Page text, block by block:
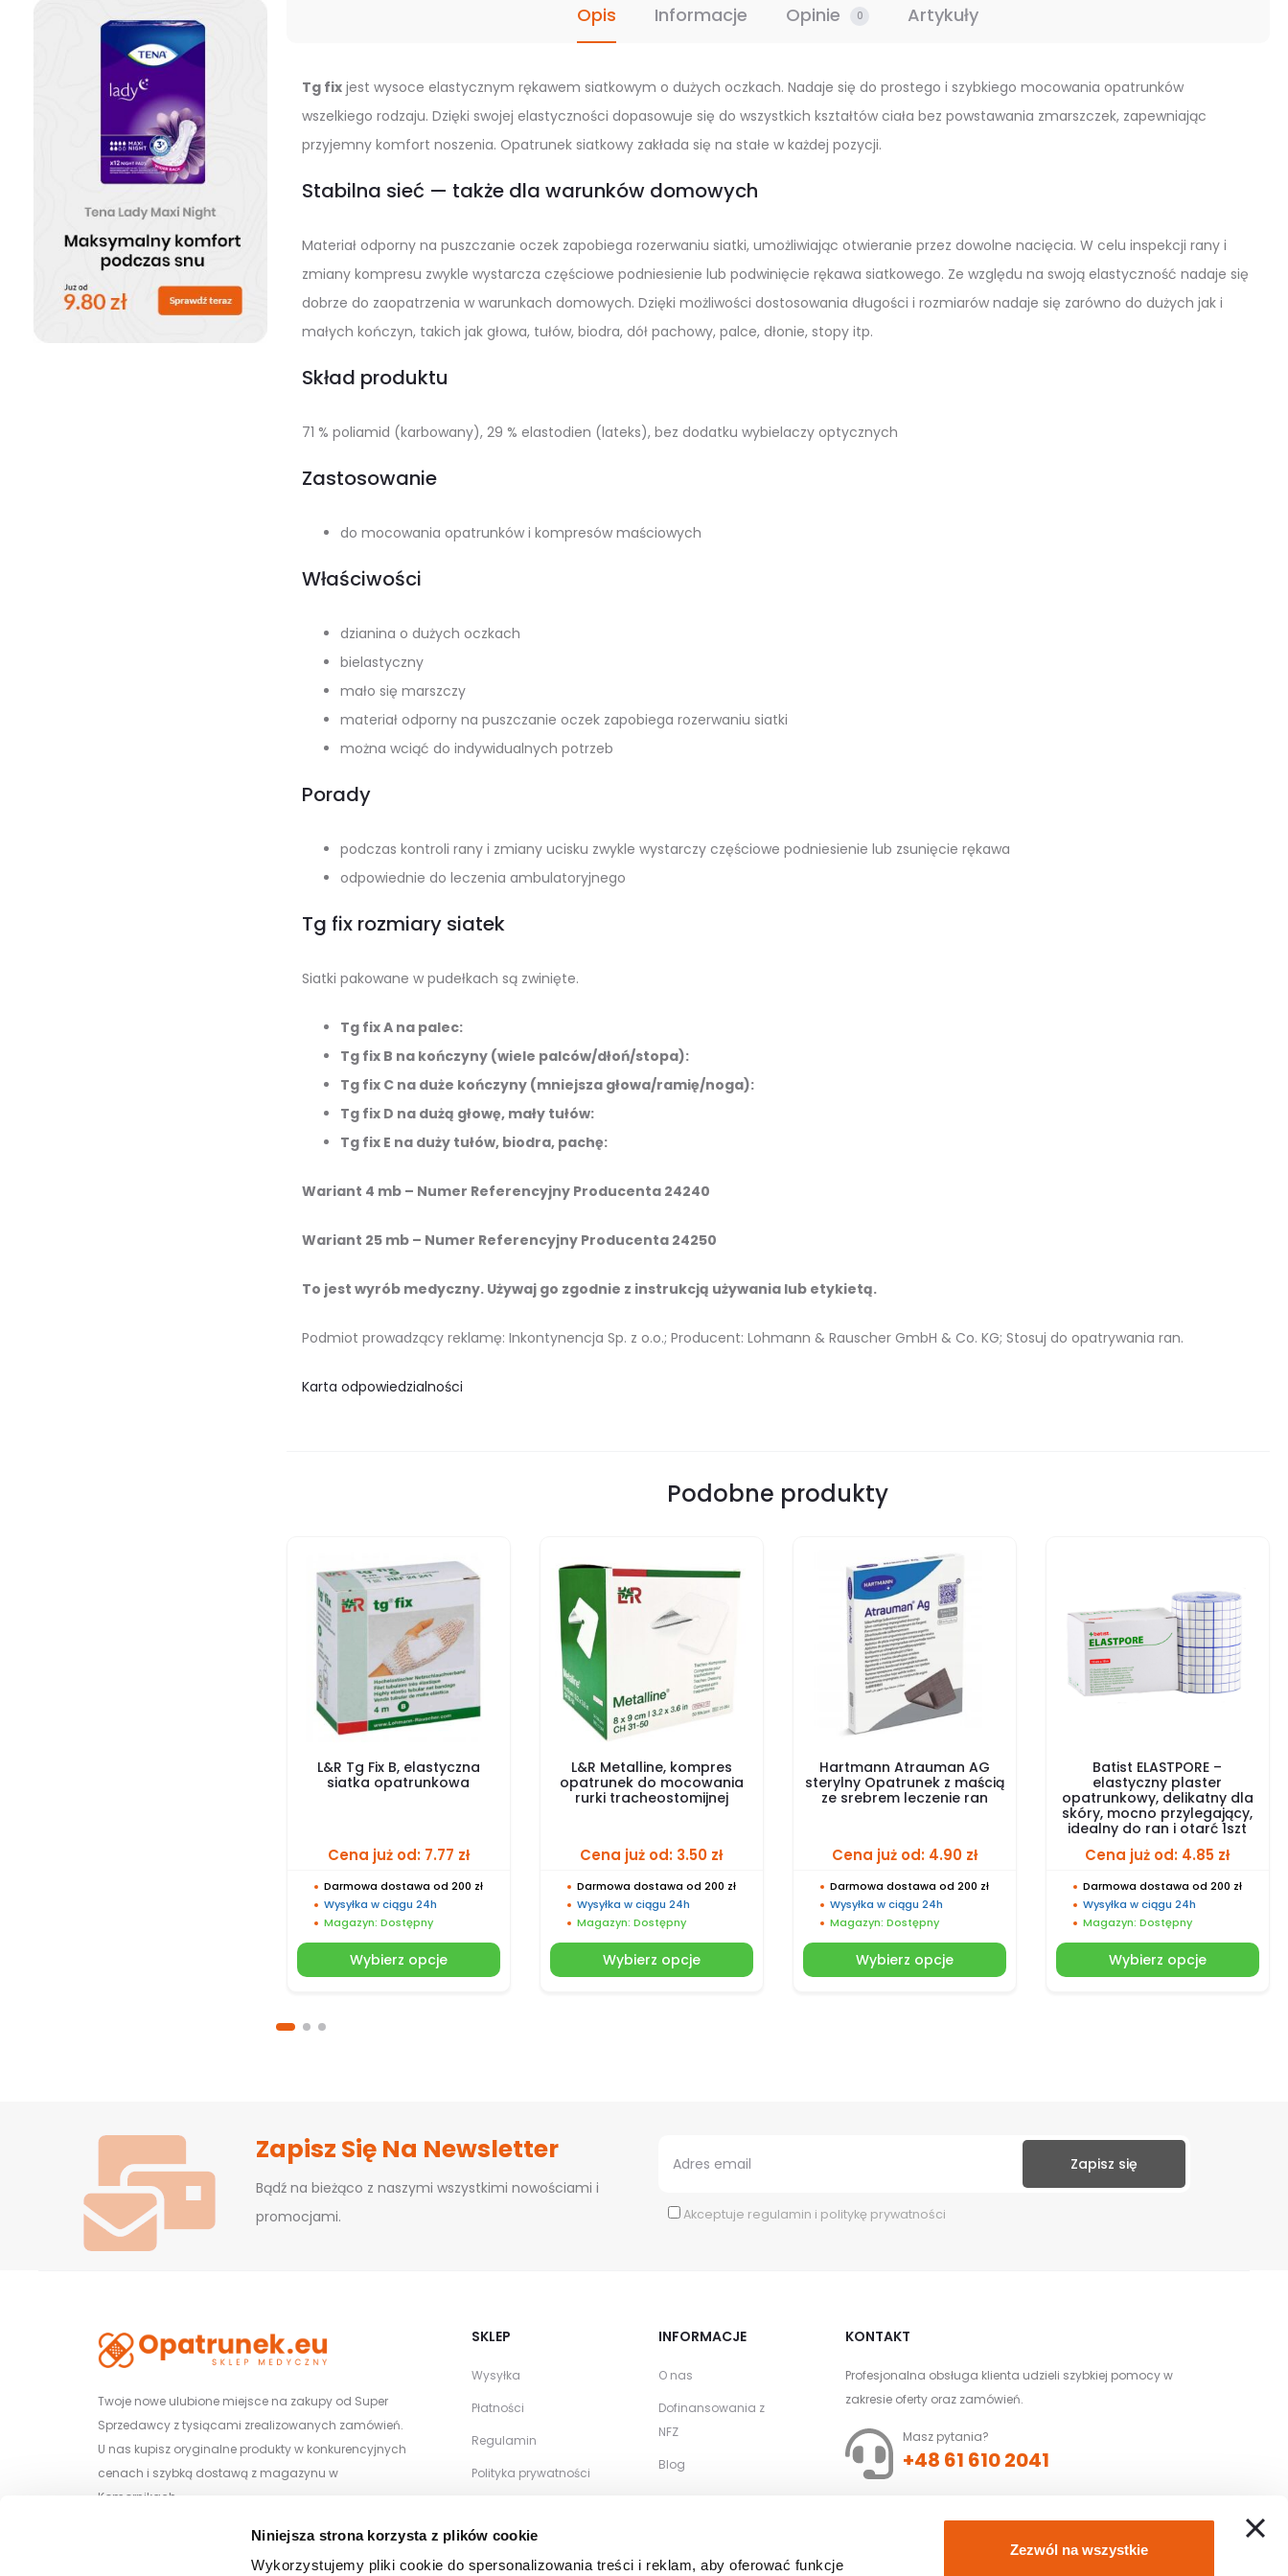
Niniejsza strona korzysta z plików cookie
Wykorzystujemy pliki cookie do spersonalizowania treści i reklam, aby oferować funkcje
Zezwól na wszystkie
Opis Informacje Opinie 0 Artykuły
Tg fixjest wysoce elastycznym rękawem siatkowym o dużych oczkach. Nadaje się do prostego i szybkiego mocowania opatrunków
wszelkiego rodzaju. Dzięki swojej elastyczności dopasowuje się do wszystkich kształtów ciała bez powstawania zmarszczek, zapewniając
przyjemny komfort noszenia. Opatrunek siatkowy zakłada się na stałe w każdej pozycji.
Stabilna sieć — także dla warunków domowych
Materiał odporny na puszczanie oczek zapobiega rozerwaniu siatki, umożliwiając otwieranie przez dowolne nacięcia. W celu inspekcji rany i
zmiany kompresu zwykle wystarcza częściowe podniesienie lub podwinięcie rękawa siatkowego. Ze względu na swoją elastyczność nadaje się
dobrze do zaopatrzenia w warunkach domowych. Dzięki możliwości dostosowania długości i rozmiarów nadaje się zarówno do dużych jak i
małych kończyn, takich jak głowa, tułów, biodra, dół pachowy, palce, dłonie, stopy itp.
Skład produktu
71 % poliamid (karbowany), 29 % elastodien (lateks), bez dodatku wybielaczy optycznych
Zastosowanie
do mocowania opatrunków i kompresów maściowych
Właściwości
dzianina o dużych oczkach
bielastyczny
mało się marszczy
materiał odporny na puszczanie oczek zapobiega rozerwaniu siatki
można wciąć do indywidualnych potrzeb
Porady
podczas kontroli rany i zmiany ucisku zwykle wystarczy częściowe podniesienie lub zsunięcie rękawa
odpowiednie do leczenia ambulatoryjnego
Tg fix rozmiary siatek
Siatki pakowane w pudełkach są zwinięte.
Tg fix A na palec:
Tg fix B na kończyny (wiele palców/dłoń/stopa):
Tg fix C na duże kończyny (mniejsza głowa/ramię/noga):
Tg fix D na dużą głowę, mały tułów:
Tg fix E na duży tułów, biodra, pachę:
Wariant 4 mb – Numer Referencyjny Producenta 24240
Wariant 25 mb – Numer Referencyjny Producenta 24250
To jest wyrób medyczny. Używaj go zgodnie z instrukcją używania lub etykietą.
Podmiot prowadzący reklamę: Inkontynencja Sp. z o.o.; Producent: Lohmann & Rauscher GmbH & Co. KG; Stosuj do opatrywania ran.
Karta odpowiedzialności
Podobne produkty
L&R Tg Fix B, elastyczna
siatka opatrunkowa
Cena już od: 7.77 zł
Darmowa dostawa od 200 zł
Wysyłka w ciągu 24h
Magazyn: Dostępny
Wybierz opcje
L&R Metalline, kompres
opatrunek do mocowania
rurki tracheostomijnej
Cena już od: 3.50 zł
Darmowa dostawa od 200 zł
Wysyłka w ciągu 24h
Magazyn: Dostępny
Wybierz opcje
Hartmann Atrauman AG
sterylny Opatrunek z maścią
ze srebrem leczenie ran
Cena już od: 4.90 zł
Darmowa dostawa od 200 zł
Wysyłka w ciągu 24h
Magazyn: Dostępny
Wybierz opcje
Batist ELASTPORE –
elastyczny plaster
opatrunkowy, delikatny dla
skóry, mocno przylegający,
idealny do ran i otarć 1szt
Cena już od: 4.85 zł
Darmowa dostawa od 200 zł
Wysyłka w ciągu 24h
Magazyn: Dostępny
Wybierz opcje
Zapisz Się Na Newsletter
Bądź na bieżąco z naszymi wszystkimi nowościami i
promocjami.
Akceptuje regulamin i politykę prywatności
Twoje nowe ulubione miejsce na zakupy od Super
Sprzedawcy z tysiącami zrealizowanych zamówień.
U nas kupisz oryginalne produkty w konkurencyjnych
cenach i szybką dostawą z magazynu w
Komornikach.
Wiśniowa 29/1, 62-052 Komorniki
SKLEP
Wysyłka
Płatności
Regulamin
Polityka prywatności
Kontakt
INFORMACJE
O nas
Dofinansowania z
NFZ
Blog
KONTAKT
Profesjonalna obsługa klienta udzieli szybkiej pomocy w
zakresie oferty oraz zamówień.
Masz pytania?
+48 61 610 2041
Złóż zamówienie z